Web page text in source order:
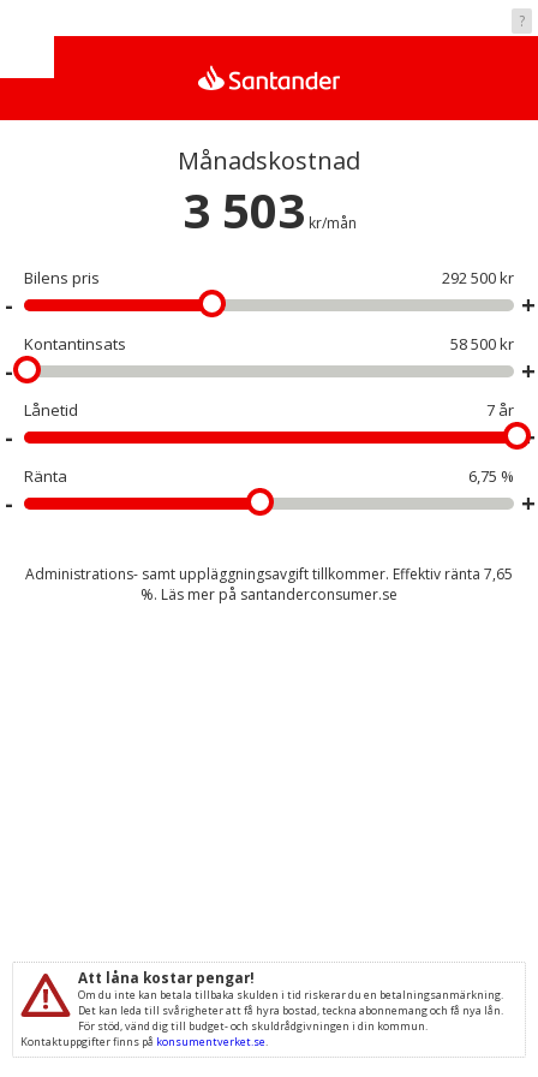
Månadskostnad
3 503 kr/mån
292 500 kr
Bilens pris
58 500 kr
Kontantinsats
7 år
Lånetid
6,75 %
Ränta
Administrations- samt uppläggningsavgift tillkommer. Effektiv ränta 7,65
%. Läs mer på santanderconsumer.se
?
Att låna kostar pengar!
Om du inte kan betala tillbaka skulden i tid riskerar du en betalningsanmärkning.
Det kan leda till svårigheter att få hyra bostad, teckna abonnemang och få nya lån.
För stöd, vänd dig till budget- och skuldrådgivningen i din kommun.
Kontaktuppgifter finns på konsumentverket.se.